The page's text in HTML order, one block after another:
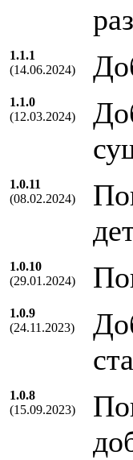
1.1.1
(14.06.2024)
1.1.0
(12.03.2024)
1.0.11
(08.02.2024)
1.0.10
(29.01.2024)
1.0.9
(24.11.2023)
1.0.8
(15.09.2023)